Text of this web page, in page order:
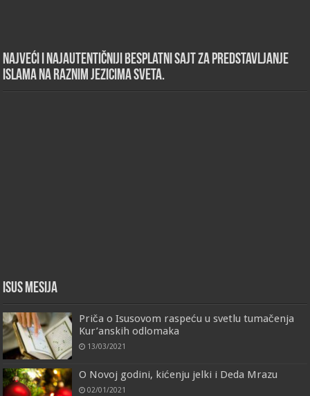
Najveći i najautentičniji besplatni sajt za predstavljanje
islama na raznim jezicima sveta.
Isus Mesija
Priča o Isusovom raspeću u svetlu tumačenja
Kur’anskih odlomaka
13/03/2021
O Novoj godini, kićenju jelki i Deda Mrazu
02/01/2021